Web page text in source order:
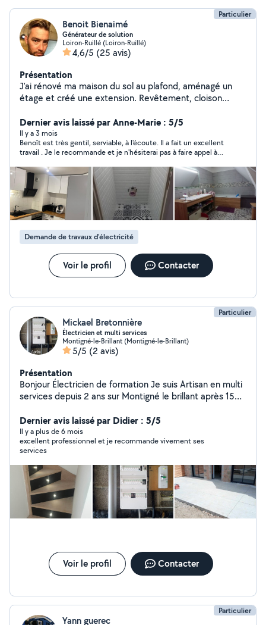
Particulier
Benoit Bienaimé
Générateur de solution
Loiron-Ruillé (Loiron-Ruillé)
4,6/5 (25 avis)
Présentation
J'ai rénové ma maison du sol au plafond, aménagé un
étage et créé une extension. Revêtement, cloison
savoir-faire. J'ai appris aussi, que le conseil est
important. Rien n'est impossible, mais pas n'importe
comment.
Dernier avis laissé par Anne-Marie : 5/5
Il y a 3 mois
Benoît est très gentil, serviable, à l'écoute. Il a fait un excellent
travail . Je le recommande et je n'hésiterai pas à faire appel à
Demande de travaux d’électricité
Voir le profil Contacter
Particulier
Mickael Bretonnière
Électricien et multi services
Montigné-le-Brillant (Montigné-le-Brillant)
5/5 (2 avis)
Présentation
Bonjour Électricien de formation Je suis Artisan en multi
services depuis 2 ans sur Montigné le brillant après 15
une grande société ( électricité générale et haute
tension, plomberie, placo, carrelage , peinture, montage
de meubles...)
Dernier avis laissé par Didier : 5/5
Il y a plus de 6 mois
excellent professionnel et je recommande vivement ses
services
Voir le profil Contacter
Particulier
Yann guerec